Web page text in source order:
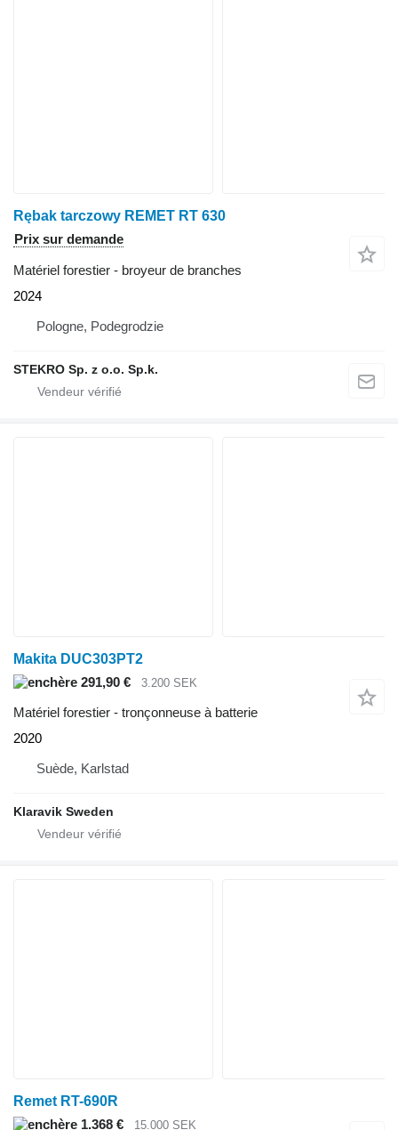
Rębak tarczowy REMET RT 630
Prix sur demande
Matériel forestier - broyeur de branches
2024
Pologne, Podegrodzie
STEKRO Sp. z o.o. Sp.k.
Makita DUC303PT2
291,90 €
3.200 SEK
Matériel forestier - tronçonneuse à batterie
2020
Suède, Karlstad
Klaravik Sweden
Remet RT-690R
1.368 €
15.000 SEK